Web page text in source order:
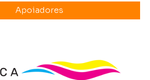
Apoiadores